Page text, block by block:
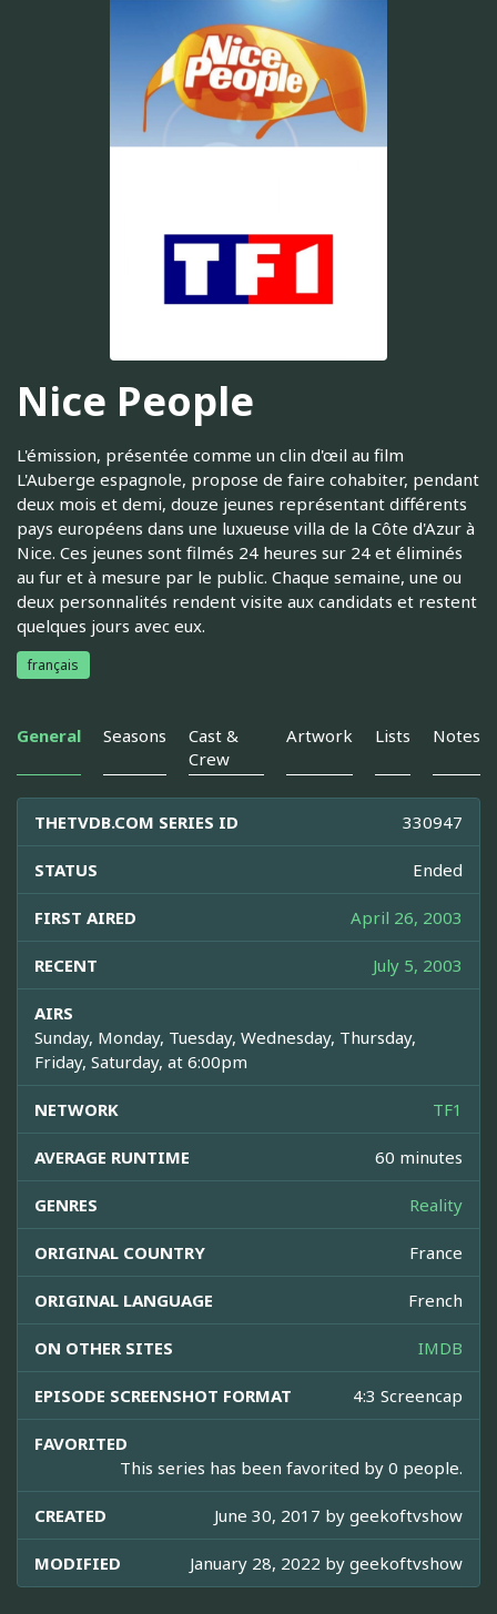
Nice People
L'émission, présentée comme un clin d'œil au film
L'Auberge espagnole, propose de faire cohabiter, pendant
deux mois et demi, douze jeunes représentant différents
pays européens dans une luxueuse villa de la Côte d'Azur à
Nice. Ces jeunes sont filmés 24 heures sur 24 et éliminés
au fur et à mesure par le public. Chaque semaine, une ou
deux personnalités rendent visite aux candidats et restent
quelques jours avec eux.
français
General Seasons
Cast &
Crew
Artwork Lists Notes
THETVDB.COM SERIES ID 330947
STATUS Ended
FIRST AIRED April 26, 2003
RECENT July 5, 2003
AIRS
Sunday, Monday, Tuesday, Wednesday, Thursday,
Friday, Saturday, at 6:00pm
NETWORK TF1
AVERAGE RUNTIME 60 minutes
GENRES Reality
ORIGINAL COUNTRY France
ORIGINAL LANGUAGE French
ON OTHER SITES IMDB
EPISODE SCREENSHOT FORMAT 4:3 Screencap
FAVORITED
This series has been favorited by 0 people.
CREATED June 30, 2017 by geekoftvshow
MODIFIED January 28, 2022 by geekoftvshow